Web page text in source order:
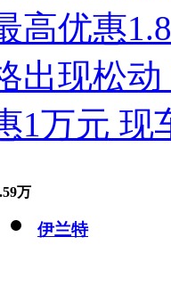
高优惠
出现松
1万元 现
万
伊兰特